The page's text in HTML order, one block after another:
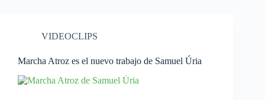
VIDEOCLIPS
Marcha Atroz es el nuevo trabajo de Samuel Úria